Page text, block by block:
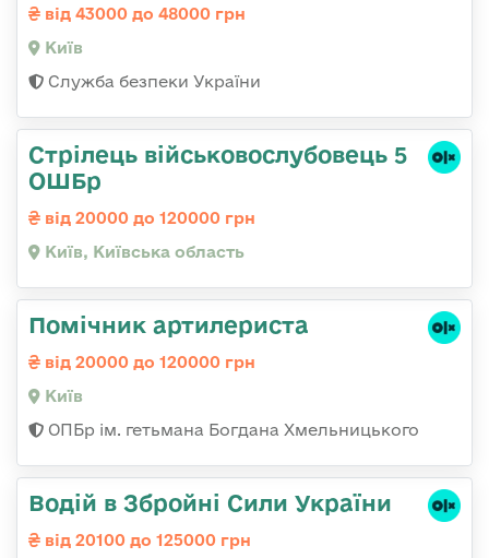
від 43000 до 48000 грн
Київ
Служба безпеки України
Стрілець військовослубовець 5
ОШБр
від 20000 до 120000 грн
Київ, Київська область
Помічник артилериста
від 20000 до 120000 грн
Київ
ОПБр ім. гетьмана Богдана Хмельницького
Водій в Збройні Сили України
від 20100 до 125000 грн